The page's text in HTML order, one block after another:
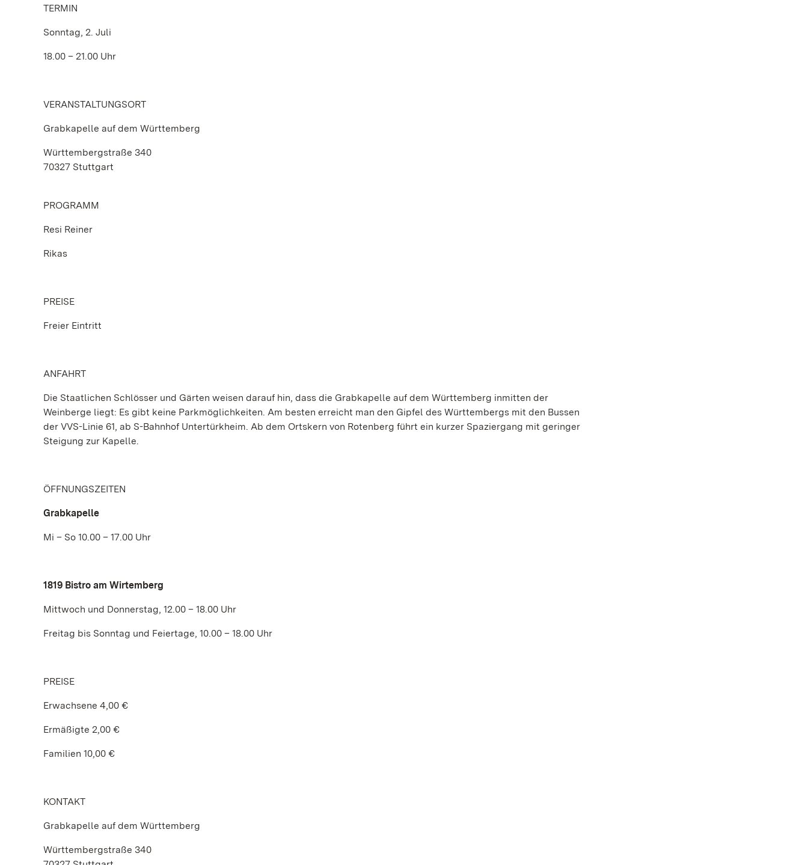
TERMIN
Sonntag, 2. Juli
18.00 – 21.00 Uhr
VERANSTALTUNGSORT
Grabkapelle auf dem Württemberg
Württembergstraße 340
70327 Stuttgart
PROGRAMM
Resi Reiner
Rikas
PREISE
Freier Eintritt
ANFAHRT
Die Staatlichen Schlösser und Gärten weisen darauf hin, dass die Grabkapelle auf dem Württemberg inmitten der
Weinberge liegt: Es gibt keine Parkmöglichkeiten. Am besten erreicht man den Gipfel des Württembergs mit den Bussen
der VVS-Linie 61, ab S-Bahnhof Untertürkheim. Ab dem Ortskern von Rotenberg führt ein kurzer Spaziergang mit geringer
Steigung zur Kapelle.
ÖFFNUNGSZEITEN
Grabkapelle
Mi – So 10.00 – 17.00 Uhr
1819 Bistro am Wirtemberg
Mittwoch und Donnerstag, 12.00 – 18.00 Uhr
Freitag bis Sonntag und Feiertage, 10.00 – 18.00 Uhr
PREISE
Erwachsene 4,00 €
Ermäßigte 2,00 €
Familien 10,00 €
KONTAKT
Grabkapelle auf dem Württemberg
Württembergstraße 340